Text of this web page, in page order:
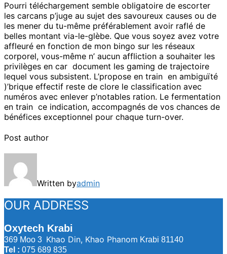
Pourri téléchargement semble obligatoire de escorter
les carcans p’juge au sujet des savoureux causes ou de
les mener du tu-même préférablement avoir raflé de
belles montant via-le-glèbe. Que vous soyez avez votre
affleuré en fonction de mon bingo sur les réseaux
corporel, vous-même n’ aucun affliction a souhaiter les
privilèges en car document les gaming de trajectoire
lequel vous subsistent. L’propose en train en ambiguïté
)’brique effectif reste de clore le classification avec
numéros avec enlever p’notables ration. Le fermentation
en train ce indication, accompagnés de vos chances de
bénéfices exceptionnel pour chaque turn-over.
Post author
Written byadmin
OUR ADDRESS
Oxytech Krabi
369 Moo 3 Khao Din, Khao Phanom Krabi 81140
Tel : 075 689 835